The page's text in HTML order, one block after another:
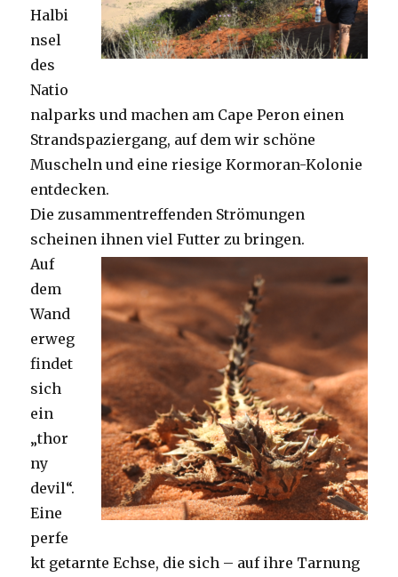
Halbi
nsel
des
Natio
nalparks und machen am Cape Peron einen
Strandspaziergang, auf dem wir schöne
Muscheln und eine riesige Kormoran-Kolonie
entdecken.
Die zusammentreffenden Strömungen
scheinen ihnen viel Futter zu bringen.
Auf
dem
Wand
erweg
findet
sich
ein
„thor
ny
devil“.
Eine
perfe
kt getarnte Echse, die sich – auf ihre Tarnung